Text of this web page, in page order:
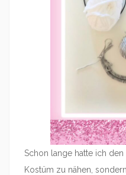
Schon lange hatte ich
Kostüm zu nähen,